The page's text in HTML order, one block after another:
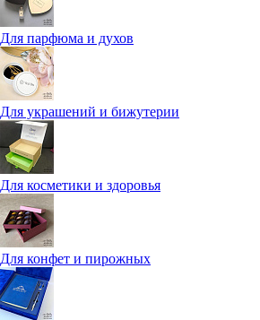
Для парфюма и духов
Для украшений и бижутерии
Для косметики и здоровья
Для конфет и пирожных